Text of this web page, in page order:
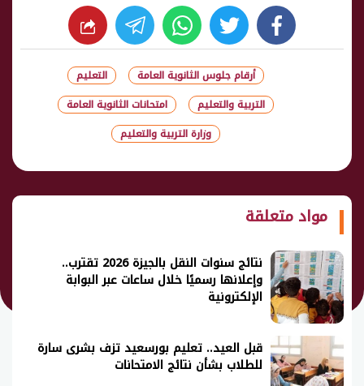
facebook
twitter
whats
أرقام جلوس الثانوية العامة
التعليم
التربية والتعليم
امتحانات الثانوية العامة
وزارة التربية والتعليم
مواد متعلقة
نتائج سنوات النقل بالجيزة 2026 تقترب..
وإعلانها رسميًا خلال ساعات عبر البوابة
الإلكترونية
قبل العيد.. تعليم بورسعيد تزف بشرى سارة
للطلاب بشأن نتائج الامتحانات